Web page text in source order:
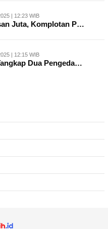
| 12:23 WIB
Juta, Komplotan P…
| 12:15 WIB
Dua Pengeda…